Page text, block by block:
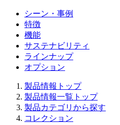
シーン・事例
特徴
機能
サステナビリティ
ラインナップ
オプション
製品情報トップ
製品情報一覧トップ
製品カテゴリから探す
コレクション